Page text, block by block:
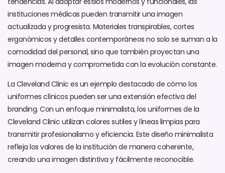
instituciones médicas pueden transmitir una imagen
actualizada y progresista. Materiales transpirables, cortes
ergonómicos y detalles contemporáneos no solo se suman a la
comodidad del personal, sino que también proyectan una
imagen moderna y comprometida con la evolución constante.
La Cleveland Clinic es un ejemplo destacado de cómo los
uniformes clínicos pueden ser una extensión efectiva del
branding. Con un enfoque minimalista, los uniformes de la
Cleveland Clinic utilizan colores sutiles y líneas limpias para
transmitir profesionalismo y eficiencia. Este diseño minimalista
refleja los valores de la institución de manera coherente,
creando una imagen distintiva y fácilmente reconocible.